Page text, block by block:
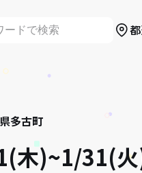
多古町
木)~1/31(火